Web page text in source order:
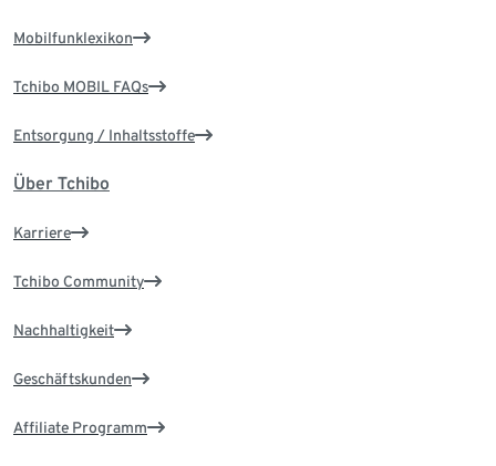
Mobilfunklexikon
Tchibo MOBIL FAQs
Entsorgung / Inhaltsstoffe
Über Tchibo
Karriere
Tchibo Community
Nachhaltigkeit
Geschäftskunden
Affiliate Programm